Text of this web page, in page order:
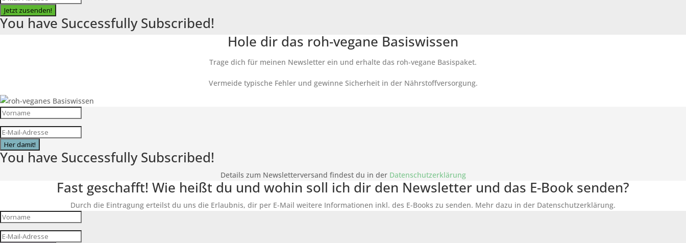
Jetzt zusenden!
You have Successfully Subscribed!
Hole dir das roh-vegane Basiswissen
Trage dich für meinen Newsletter ein und erhalte das roh-vegane Basispaket.
Vermeide typische Fehler und gewinne Sicherheit in der Nährstoffversorgung.
Her damit!
You have Successfully Subscribed!
Details zum Newsletterversand findest du in der Datenschutzerklärung
Fast geschafft! Wie heißt du und wohin soll ich dir den Newsletter und das E-Book senden?
Durch die Eintragung erteilst du uns die Erlaubnis, dir per E-Mail weitere Informationen inkl. des E-Books zu senden. Mehr dazu in der Datenschutzerklärung.